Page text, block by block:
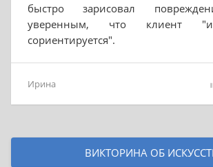
быстро зарисовал
уверенным, что клиент
сориентируется".
Ирина
ВИКТОРИНА ОБ